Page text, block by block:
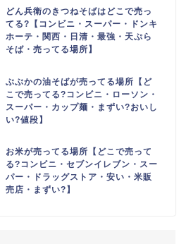
どん兵衛のきつねそばはどこで売っ
てる?【コンビニ・スーパー・ドンキ
ホーテ・関西・日清・最強・天ぷら
そば・売ってる場所】
ぶぶかの油そばが売ってる場所【ど
こで売ってる?コンビニ・ローソン・
スーパー・カップ麺・まずい?おいし
い?値段】
お米が売ってる場所【どこで売って
る?コンビニ・セブンイレブン・スー
パー・ドラッグストア・安い・米販
売店・まずい?】